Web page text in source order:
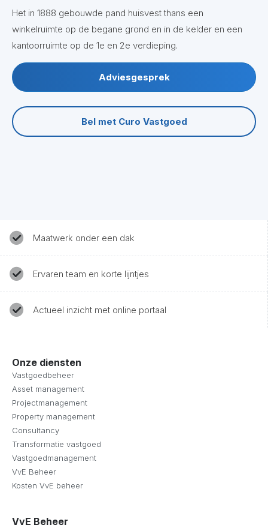
Het in 1888 gebouwde pand huisvest thans een
winkelruimte op de begane grond en in de kelder en een
kantoorruimte op de 1e en 2e verdieping.
Adviesgesprek
Bel met Curo Vastgoed
Maatwerk onder een dak
Ervaren team en korte lijntjes
Actueel inzicht met online portaal
Onze diensten
Vastgoedbeheer
Asset management
Projectmanagement
Property management
Consultancy
Transformatie vastgoed
Vastgoedmanagement
VvE Beheer
Kosten VvE beheer
VvE Beheer